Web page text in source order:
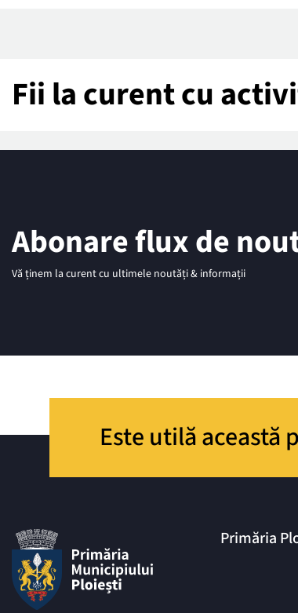
Fii la curent cu
Abonare flux de
Vă ținem la curent cu ultimele noutăți & informații
Este utilă această
Primăria